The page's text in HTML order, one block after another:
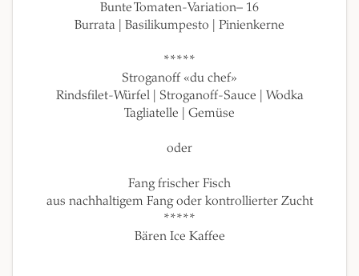
Bunte Tomaten-Variation– 16
Burrata | Basilikumpesto | Pinienkerne
*****
Stroganoff «du chef»
Rindsfilet-Würfel | Stroganoff-Sauce | Wodka
Tagliatelle | Gemüse
oder
Fang frischer Fisch
aus nachhaltigem Fang oder kontrollierter Zucht
*****
Bären Ice Kaffee